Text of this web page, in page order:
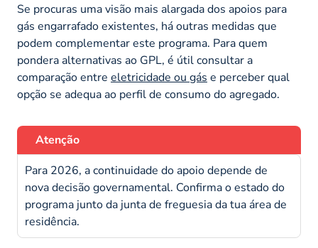
Se procuras uma visão mais alargada dos apoios para
gás engarrafado existentes, há outras medidas que
podem complementar este programa. Para quem
pondera alternativas ao GPL, é útil consultar a
comparação entre eletricidade ou gás e perceber qual
opção se adequa ao perfil de consumo do agregado.
Atenção
Para 2026, a continuidade do apoio depende de
nova decisão governamental. Confirma o estado do
programa junto da junta de freguesia da tua área de
residência.